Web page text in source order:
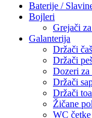
Baterije /
Bojleri
Grejači
Galanterija
Držači
Držači
Dozeri za
Držači
Držači
Žičane
WC četke